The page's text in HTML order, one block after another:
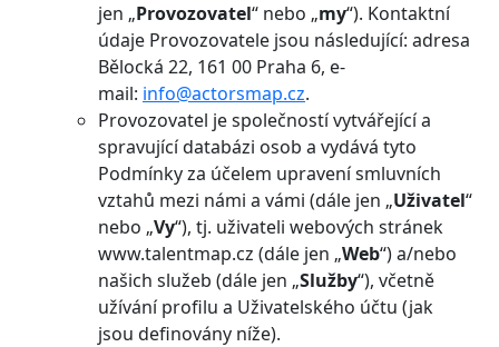
jen „Provozovatel“ nebo „my“). Kontaktní
údaje Provozovatele jsou následující: adresa
Bělocká 22, 161 00 Praha 6, e-
mail: info@actorsmap.cz.
Provozovatel je společností vytvářející a
spravující databázi osob a vydává tyto
Podmínky za účelem upravení smluvních
vztahů mezi námi a vámi (dále jen „Uživatel“
nebo „Vy“), tj. uživateli webových stránek
www.talentmap.cz (dále jen „Web“) a/nebo
našich služeb (dále jen „Služby“), včetně
užívání profilu a Uživatelského účtu (jak
jsou definovány níže).